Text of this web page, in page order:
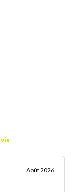
Août 2026